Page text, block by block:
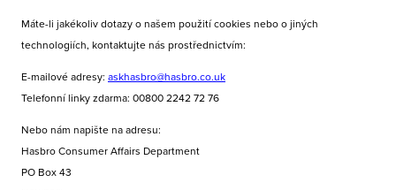
Máte-li jakékoliv dotazy o našem použití cookies nebo o jiných
technologiích, kontaktujte nás prostřednictvím:
E-mailové adresy: askhasbro@hasbro.co.uk
Telefonní linky zdarma: 00800 2242 72 76
Nebo nám napište na adresu:
Hasbro Consumer Affairs Department
PO Box 43